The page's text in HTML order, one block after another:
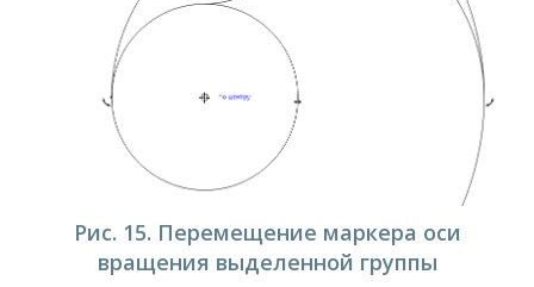
Рис. 15. Перемещение маркера оси
вращения выделенной группы